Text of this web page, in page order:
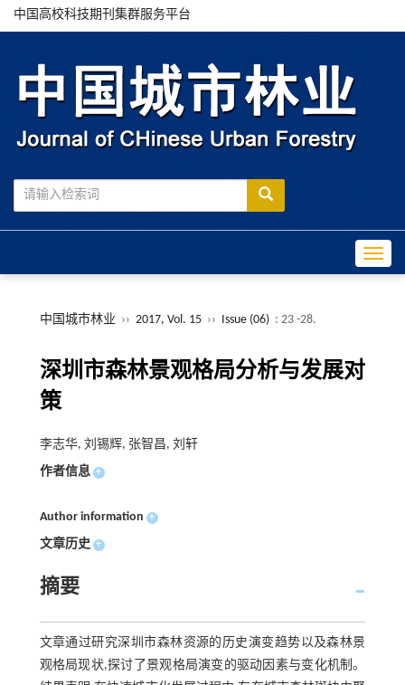
中国高校科技期刊集群服务平台
中国城市林业 ›› 2017, Vol. 15 ›› Issue (06) : 23 -28.
深圳市森林景观格局分析与发展对
策
李志华, 刘锡辉, 张智昌, 刘轩
作者信息 +
Author information +
文章历史 +
摘要
文章通过研究深圳市森林资源的历史演变趋势以及森林景
观格局现状,探讨了景观格局演变的驱动因素与变化机制。